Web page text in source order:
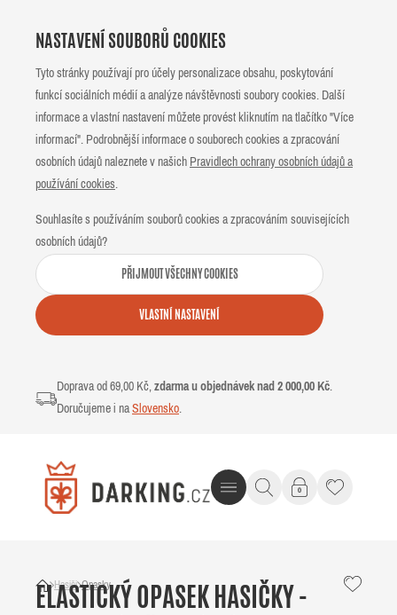
NASTAVENÍ SOUBORŮ COOKIES
Tyto stránky používají pro účely personalizace obsahu, poskytování
funkcí sociálních médií a analýze návštěvnosti soubory cookies. Další
informace a vlastní nastavení můžete provést kliknutím na tlačítko "Více
informací". Podrobnější informace o souborech cookies a zpracování
osobních údajů naleznete v našich Pravidlech ochrany osobních údajů a
používání cookies.
Souhlasíte s používáním souborů cookies a zpracováním souvisejících
osobních údajů?
PŘIJMOUT VŠECHNY COOKIES
VLASTNÍ NASTAVENÍ
Doprava od 69,00 Kč,zdarma u objednávek nad 2 000,00 Kč.
Doručujeme i naSlovensko.
Hasiči Opasky
ELASTICKÝ OPASEK HASIČKY -